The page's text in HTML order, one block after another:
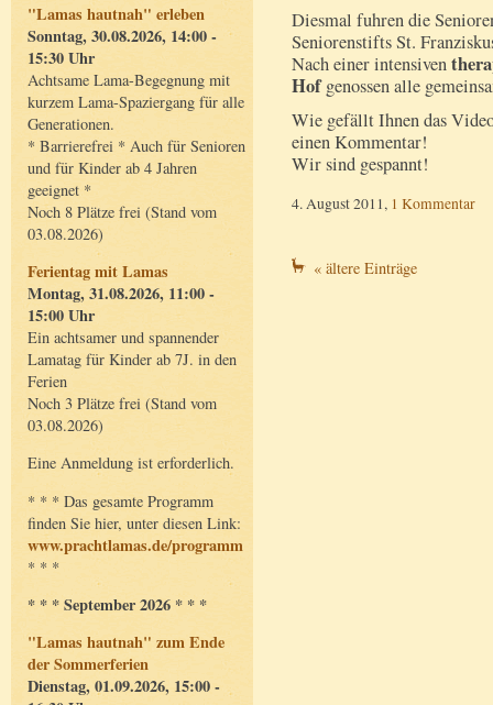
"Lamas hautnah" erleben
Sonntag, 30.08.2026, 14:00 -
15:30 Uhr
Achtsame Lama-Begegnung mit
kurzem Lama-Spaziergang für alle
Generationen.
* Barrierefrei * Auch für Senioren
und für Kinder ab 4 Jahren
geeignet *
Noch 8 Plätze frei (Stand vom
03.08.2026)
Ferientag mit Lamas
Montag, 31.08.2026, 11:00 -
15:00 Uhr
Ein achtsamer und spannender
Lamatag für Kinder ab 7J. in den
Ferien
Noch 3 Plätze frei (Stand vom
03.08.2026)
Eine Anmeldung ist erforderlich.
* * * Das gesamte Programm
finden Sie hier, unter diesen Link:
www.prachtlamas.de/programm
* * *
* * * September 2026 * * *
"Lamas hautnah" zum Ende
der Sommerferien
Dienstag, 01.09.2026, 15:00 -
Diesmal fuhren die
Seniorenstifts St.
Nach einer intensiven
Hofgenossen alle
Wie gefällt Ihnen das
einen Kommentar!
Wir sind gespannt!
4. August 2011, 1 Kommentar
« ältere Einträge